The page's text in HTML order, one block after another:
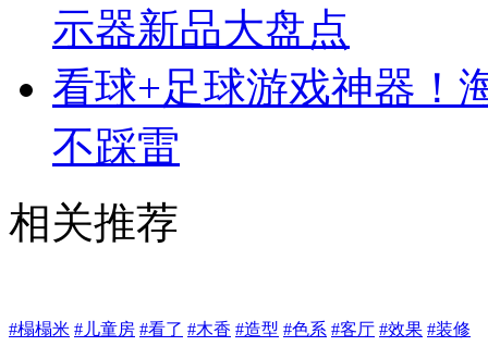
示器新品大盘点
看球+足球游戏神器！
不踩雷
相关推荐
#榻榻米 #儿童房 #看了 #木香 #造型 #色系 #客厅 #效果 #装修